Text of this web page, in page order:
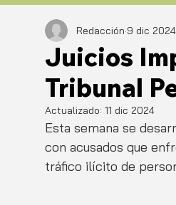
Juicios
Tribunal
Redacción 9 dic 2024
Actualizado: 11 dic 2024
Esta semana se
con acusados que
tráfico ilícito de